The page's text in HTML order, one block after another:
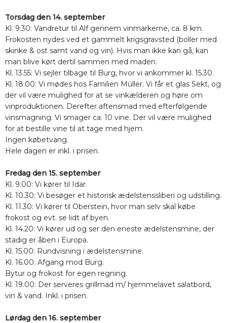
Torsdag den 14. september
Kl. 9.30: Vandretur til Alf gennem vinmarkerne, ca. 8 km.
Frokosten nydes ved et gammelt krigsgravsted (boller med
skinke & ost samt vand og vin). Hvis man ikke kan gå, kan
man blive kørt dertil sammen med maden.
Kl. 13.55: Vi sejler tilbage til Burg, hvor vi ankommer kl. 15.30.
Kl. 18.00: Vi mødes hos Familien Müller. Vi får et glas Sekt, og
der vil være mulighed for at se vinkælderen og høre om
vinproduktionen. Derefter aftensmad med efterfølgende
vinsmagning. Vi smager ca. 10 vine. Der vil være mulighed
for at bestille vine til at tage med hjem.
Ingen købetvang.
Hele dagen er inkl. i prisen.
Fredag den 15. september
Kl. 9.00: Vi kører til Idar.
Kl. 10.30: Vi besøger et historisk ædelstenssliberi og udstilling.
Kl. 11.30: Vi kører til Oberstein, hvor man selv skal købe
frokost og evt. se lidt af byen.
Kl. 14.20: Vi kører ud og ser den eneste ædelstensmine, der
stadig er åben i Europa.
Kl. 15.00: Rundvisning i ædelstensmine.
Kl. 16.00: Afgang mod Burg.
Bytur og frokost for egen regning.
Kl. 19.00: Der serveres grillmad m/ hjemmelavet salatbord,
vin & vand. Inkl. i prisen.
Lørdag den 16. september